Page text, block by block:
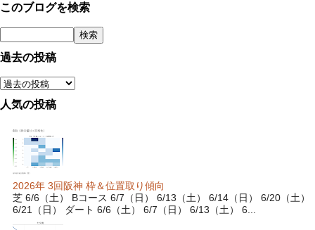
このブログを検索
過去の投稿
人気の投稿
2026年 3回阪神 枠＆位置取り傾向
芝 6/6（土） Bコース 6/7（日） 6/13（土） 6/14（日） 6/20（土）
6/21（日） ダート 6/6（土） 6/7（日） 6/13（土） 6...